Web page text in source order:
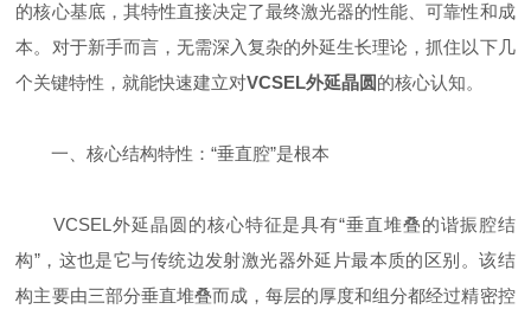
的核心基底，其特性直接决定了最终激光器的性能、可靠性和成
本。对于新手而言，无需深入复杂的外延生长理论，抓住以下几
个关键特性，就能快速建立对VCSEL外延晶圆的核心认知。
一、核心结构特性：“垂直腔”是根本
VCSEL外延晶圆的核心特征是具有“垂直堆叠的谐振腔结
构”，这也是它与传统边发射激光器外延片最本质的区别。该结
构主要由三部分垂直堆叠而成，每层的厚度和组分都经过精密控